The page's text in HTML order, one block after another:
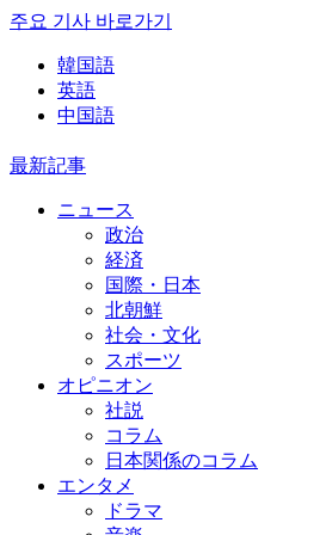
주요 기사 바로가기
韓国語
英語
中国語
最新記事
ニュース
政治
経済
国際・日本
北朝鮮
社会・文化
スポーツ
オピニオン
社説
コラム
日本関係のコラム
エンタメ
ドラマ